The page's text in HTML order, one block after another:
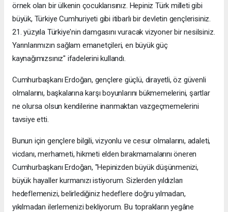
örnek olan bir ülkenin çocuklarısınız. Hepiniz Türk milleti gibi
büyük, Türkiye Cumhuriyeti gibi itibarlı bir devletin gençlerisiniz.
21. yüzyıla Türkiye'nin damgasını vuracak vizyoner bir nesilsiniz.
Yarınlarımızın sağlam emanetçileri, en büyük güç
kaynağımızsınız" ifadelerini kullandı.
Cumhurbaşkanı Erdoğan, gençlere güçlü, dirayetli, öz güvenli
olmalarını, başkalarına karşı boyunlarını bükmemelerini, şartlar
ne olursa olsun kendilerine inanmaktan vazgeçmemelerini
tavsiye etti.
Bunun için gençlere bilgili, vizyonlu ve cesur olmalarını, adaleti,
vicdanı, merhameti, hikmeti elden bırakmamalarını öneren
Cumhurbaşkanı Erdoğan, "Hepinizden büyük düşünmenizi,
büyük hayaller kurmanızı istiyorum. Sizlerden yıldızları
hedeflemenizi, belirlediğiniz hedeflere doğru yılmadan,
yıkılmadan ilerlemenizi bekliyorum. Bu toprakların yegâne